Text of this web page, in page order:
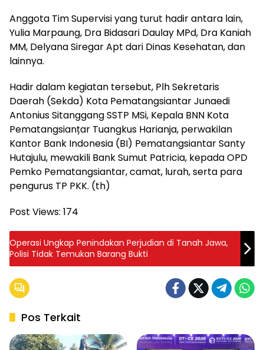
Anggota Tim Supervisi yang turut hadir antara lain,
Yulia Marpaung, Dra Bidasari Daulay MPd, Dra Kaniah
MM, Delyana Siregar Apt dari Dinas Kesehatan, dan
lainnya.
Hadir dalam kegiatan tersebut, Plh Sekretaris
Daerah (Sekda) Kota Pematangsiantar Junaedi
Antonius Sitanggang SSTP MSi, Kepala BNN Kota
Pematangsianțar Tuangkus Harianja, perwakilan
Kantor Bank Indonesia (BI) Pematangsiantar Santy
Hutajulu, mewakili Bank Sumut Patricia, kepada OPD
Pemko Pematangsiantar, camat, lurah, serta para
pengurus TP PKK. (th)
Post Views: 174
Operasi Ungkap Penindakan Perjudian di Tanah Jawa,
Polisi Tidak Temukan Barang Bukti
Pos Terkait